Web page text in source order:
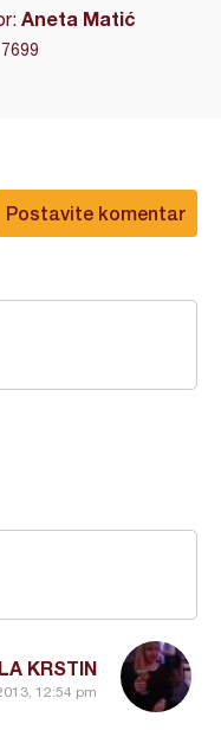
Aneta Matić
7699
Postavite komentar
KRSTIN
12:54 pm